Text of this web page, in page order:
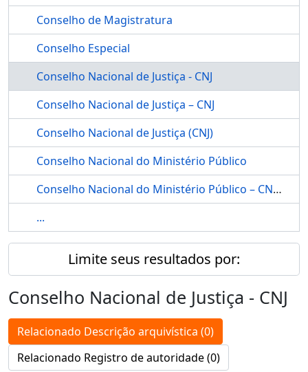
Conselho de Magistratura
Conselho Especial
Conselho Nacional de Justiça - CNJ
Conselho Nacional de Justiça – CNJ
Conselho Nacional de Justiça (CNJ)
Conselho Nacional do Ministério Público
Conselho Nacional do Ministério Público – CNMP
...
Limite seus resultados por:
Conselho Nacional de Justiça - CNJ
Relacionado Descrição arquivística (0)
Relacionado Registro de autoridade (0)